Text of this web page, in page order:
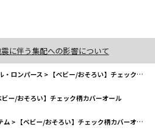
に伴う集配への影響について
・ロンパース > 【ベビー/おそろい】チェック柄カバーオール
ビー/おそろい】チェック柄カバーオール
ム > 【ベビー/おそろい】チェック柄カバーオール